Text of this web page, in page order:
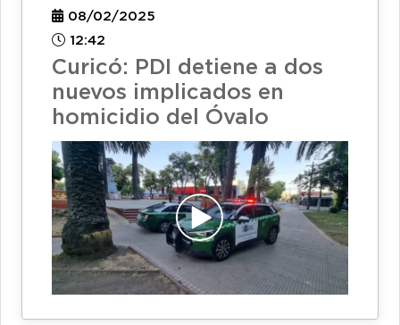
08/02/2025
12:42
Curicó: PDI detiene a dos
nuevos implicados en
homicidio del Óvalo